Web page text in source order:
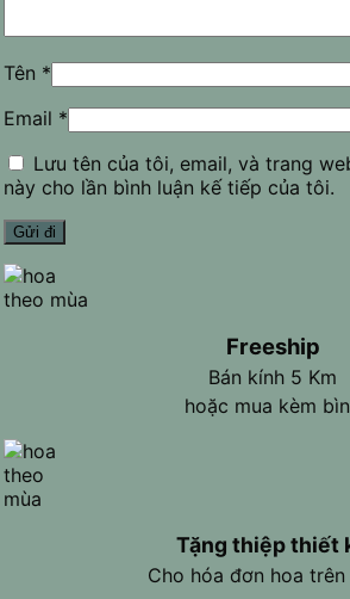
Tên *
Email *
Lưu tên của tôi, email, và trang
này cho lần bình luận kế tiếp của tôi.
Freeship
Bán kính 5 Km
hoặc mua kèm
Tặng thiệp thiết
Cho hóa đơn hoa